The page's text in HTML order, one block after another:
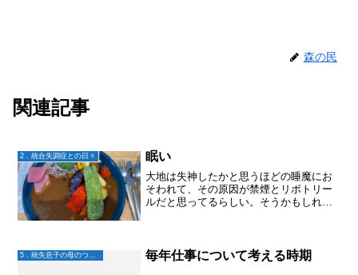
森の民
関連記事
2．統合失調症との日々 眠い
大地は失神したかと思うほどの睡魔にお
そわれて、その原因が禁煙とリボトリー
ルだと思ってるらしい。そうかもしれな
て、次回リボトリールを減...
5．統失息子の母のつぶやき 毎年仕事について考える時期